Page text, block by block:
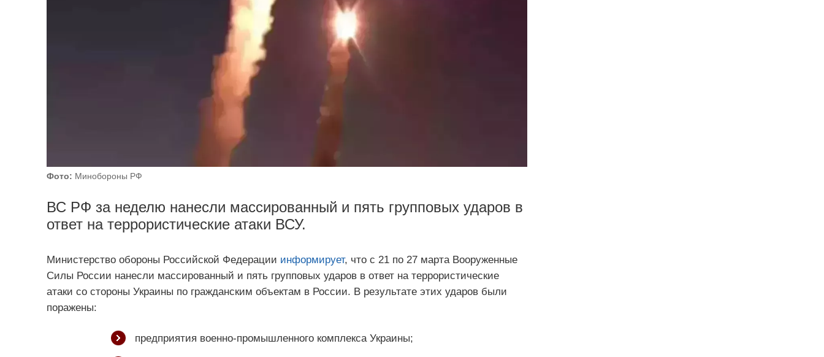
Фото: Минобороны РФ
ВС РФ за неделю нанесли массированный и пять групповых ударов в
ответ на террористические атаки ВСУ.
Министерство обороны Российской Федерации информирует, что с 21 по 27 марта Вооруженные
Силы России нанесли массированный и пять групповых ударов в ответ на террористические
атаки со стороны Украины по гражданским объектам в России. В результате этих ударов были
поражены:
предприятия военно-промышленного комплекса Украины;